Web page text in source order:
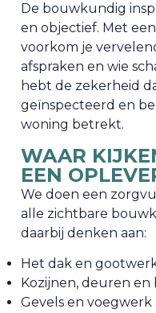
De bouwkundig
en objectief. Met
voorkom je
afspraken en wie
hebt de zekerheid
geïnspecteerd en
woning betrekt.
WAAR
EEN
We doen een
alle zichtbare
daarbij denken aan:
Het dak en
Kozijnen, deuren en
Gevels en voegwerk